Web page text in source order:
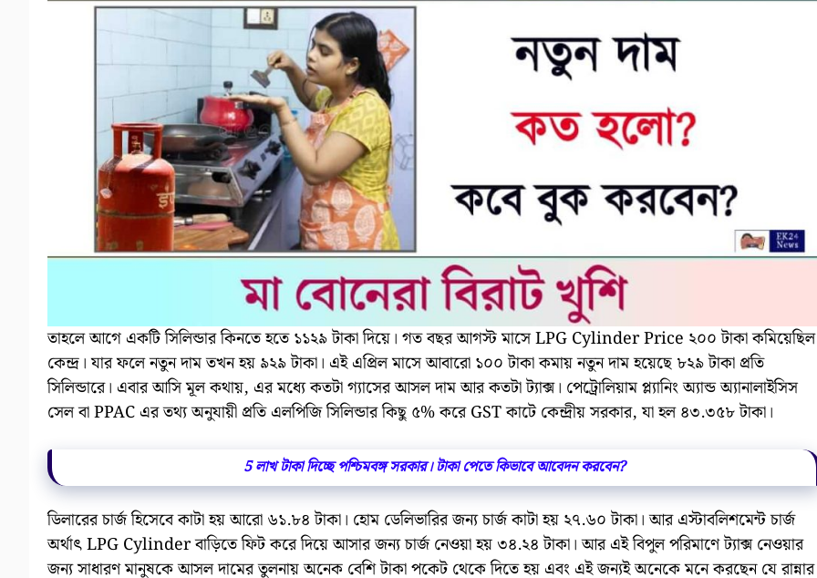
তাহলে আগে একটি সিলিন্ডার কিনতে হতে ১১২৯ টাকা দিয়ে। গত বছর আগস্ট মাসে LPG Cylinder Price ২০০ টাকা কমিয়েছিল
কেন্দ্র। যার ফলে নতুন দাম তখন হয় ৯২৯ টাকা। এই এপ্রিল মাসে আবারো ১০০ টাকা কমায় নতুন দাম হয়েছে ৮২৯ টাকা প্রতি
সিলিন্ডারে। এবার আসি মূল কথায়, এর মধ্যে কতটা গ্যাসের আসল দাম আর কতটা ট্যাক্স। পেট্রোলিয়াম প্ল্যানিং অ্যান্ড অ্যানালাইসিস
সেল বা PPAC এর তথ্য অনুযায়ী প্রতি এলপিজি সিলিন্ডার কিছু ৫% করে GST কাটে কেন্দ্রীয় সরকার, যা হল ৪৩.৩৫৮ টাকা।
5 লাখ টাকা দিচ্ছে পশ্চিমবঙ্গ সরকার। টাকা পেতে কিভাবে আবেদন করবেন?
ডিলারের চার্জ হিসেবে কাটা হয় আরো ৬১.৮৪ টাকা। হোম ডেলিভারির জন্য চার্জ কাটা হয় ২৭.৬০ টাকা। আর এস্টাবলিশমেন্ট চার্জ
অর্থাৎ LPG Cylinder বাড়িতে ফিট করে দিয়ে আসার জন্য চার্জ নেওয়া হয় ৩৪.২৪ টাকা। আর এই বিপুল পরিমাণে ট্যাক্স নেওয়ার
জন্য সাধারণ মানুষকে আসল দামের তুলনায় অনেক বেশি টাকা পকেট থেকে দিতে হয় এবং এই জন্যই অনেকে মনে করছেন যে রান্নার